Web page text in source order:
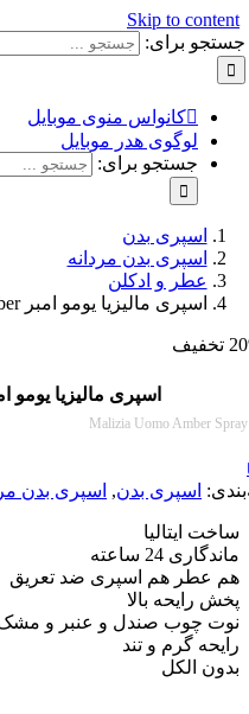
Skip to
برای:
کانواس منوی موبایل
لوگوی هدر موبایل
جستجو برای:
اسپری بدن
اسپری بدن مردانه
عطر و ادکلن
اسپری مالیزیا یومو امبر Amber حجم 150 میل
اسپری مالیزیا یومو امبر Amber حجم 150 میل
Malizia Uomo
اسپری بدن, اسپری بدن مردانه,
ایتالیا
24 ساعته
هم اسپری ضد تعریق
بالا
چوب صندل و عنبر و مشک
گرم و تند
الکل